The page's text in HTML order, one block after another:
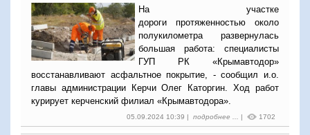
На участке
дороги протяженностью около
полукилометра развернулась
большая работа: специалисты
ГУП РК «Крымавтодор»
восстанавливают асфальтное покрытие, - сообщил и.о.
главы администрации Керчи Олег Каторгин.Ход работ
курирует керченский филиал «Крымавтодора»
05.09.2024 10:39 | подробнее ... | 1702